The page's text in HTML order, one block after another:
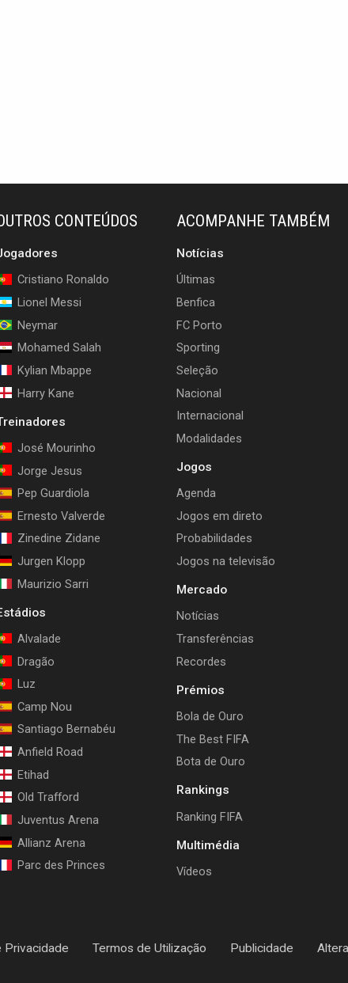
CONTEÚDOS
Cristiano Ronaldo
Lionel Messi
Neymar
Mohamed Salah
Kylian Mbappe
Harry Kane
José Mourinho
Jorge Jesus
Pep Guardiola
Ernesto Valverde
Zinedine Zidane
Jurgen Klopp
Maurizio Sarri
Alvalade
Dragão
Luz
Camp Nou
Santiago Bernabéu
Anfield Road
Etihad
Old Trafford
Juventus Arena
Allianz Arena
Parc des Princes
ACOMPANHE TAMBÉM
Notícias
Últimas
Benfica
FC Porto
Sporting
Seleção
Nacional
Internacional
Modalidades
Jogos
Agenda
Jogos em direto
Probabilidades
Jogos na televisão
Mercado
Notícias
Transferências
Recordes
Prémios
Bola de Ouro
The Best FIFA
Bota de Ouro
Rankings
Ranking FIFA
Multimédia
Vídeos
Privacidade Termos de Utilização Publicidade